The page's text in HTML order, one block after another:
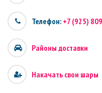
Телефон: +7 (925)
Районы доставки
Накачать свои шары